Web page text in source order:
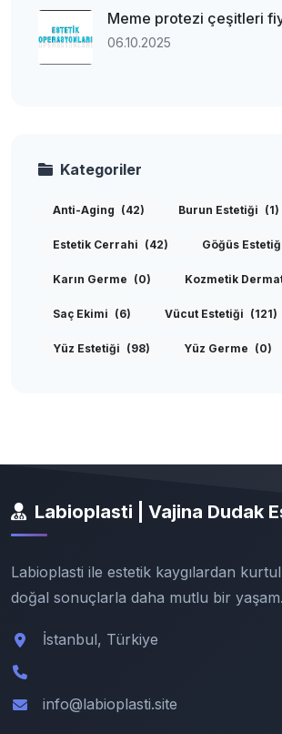
Meme protezi çeşitleri
06.10.2025
Kategoriler
Anti-Aging (42) Burun Estetiği (1)
Estetik Cerrahi (42) Göğüs
Karın Germe (0) Kozmetik
Saç Ekimi (6) Vücut Estetiği (121)
Yüz Estetiği (98) Yüz Germe (0)
Labioplasti | Vajina Dudak
Labioplasti ile estetik kaygılardan
doğal sonuçlarla daha mutlu bir yaşam.
İstanbul, Türkiye
info@labioplasti.site